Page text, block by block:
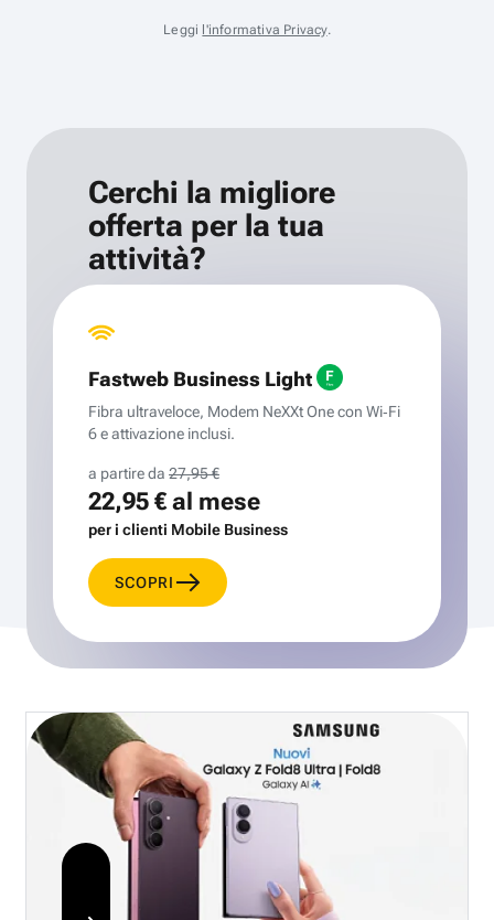
Leggi l'informativa Privacy.
Cerchi la migliore
offerta per la tua
attività?
Fastweb Business Light
Fibra ultraveloce, Modem NeXXt One con Wi‑Fi
6 e attivazione inclusi.
a partire da 27,95 €
22,95 €al mese
per i clienti Mobile Business
SCOPRI